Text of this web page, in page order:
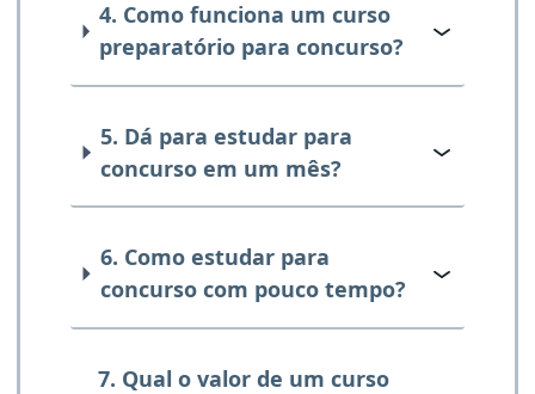
4. Como funciona um curso
preparatório para concurso?
5. Dá para estudar para
concurso em um mês?
6. Como estudar para
concurso com pouco tempo?
7. Qual o valor de um curso